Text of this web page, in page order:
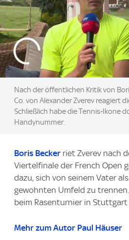
Nach der öffentlichen Kritik von
Co. von Alexander Zverev reagiert
Schließlich habe die Tennis-Ikone
Handynummer.
Boris Becker riet Zverev nach
Viertelfinale der French Open
dazu, sich von seinem Vater
gewohnten Umfeld zu
beim Rasenturnier in
Mehr zum Autor Paul Häuser